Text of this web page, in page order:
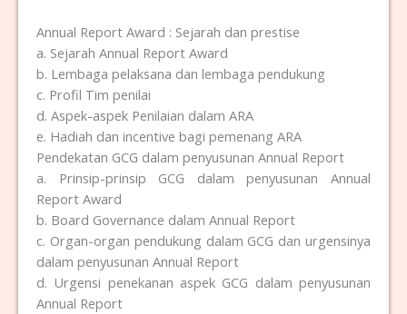
Annual Report Award : Sejarah dan prestise
a. Sejarah Annual Report Award
b. Lembaga pelaksana dan lembaga pendukung
c. Profil Tim penilai
d. Aspek-aspek Penilaian dalam ARA
e. Hadiah dan incentive bagi pemenang ARA
Pendekatan GCG dalam penyusunan Annual Report
a. Prinsip-prinsip GCG dalam penyusunan Annual
Report Award
b. Board Governance dalam Annual Report
c. Organ-organ pendukung dalam GCG dan urgensinya
dalam penyusunan Annual Report
d. Urgensi penekanan aspek GCG dalam penyusunan
Annual Report